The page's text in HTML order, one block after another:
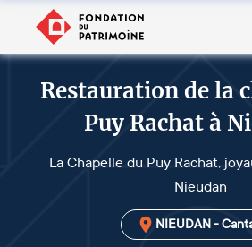
Restauration de la
Puy Rachat à
La Chapelle du Puy Rachat,
Nieudan
NIEUDAN -